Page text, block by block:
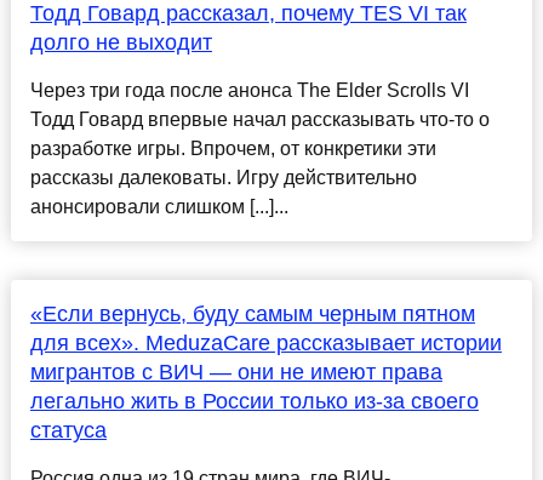
Тодд Говард рассказал, почему TES VI так
долго не выходит
Через три года после анонса The Elder Scrolls VI
Тодд Говард впервые начал рассказывать что-то о
разработке игры. Впрочем, от конкретики эти
рассказы далековаты. Игру действительно
анонсировали слишком [...]...
«Если вернусь, буду самым черным пятном
для всех». MeduzaCare рассказывает истории
мигрантов с ВИЧ — они не имеют права
легально жить в России только из-за своего
статуса